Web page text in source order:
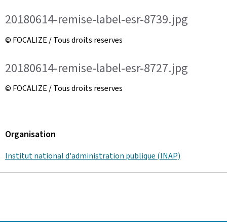
20180614-remise-label-esr-8739.jpg
© FOCALIZE / Tous droits reserves
20180614-remise-label-esr-8727.jpg
© FOCALIZE / Tous droits reserves
Organisation
Institut national d'administration publique (INAP)